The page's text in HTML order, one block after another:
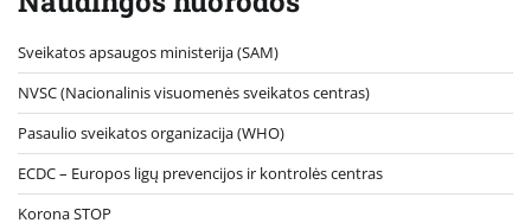
Sveikatos apsaugos ministerija (SAM)
NVSC (Nacionalinis visuomenės sveikatos centras)
Pasaulio sveikatos organizacija (WHO)
ECDC – Europos ligų prevencijos ir kontrolės centras
Korona STOP